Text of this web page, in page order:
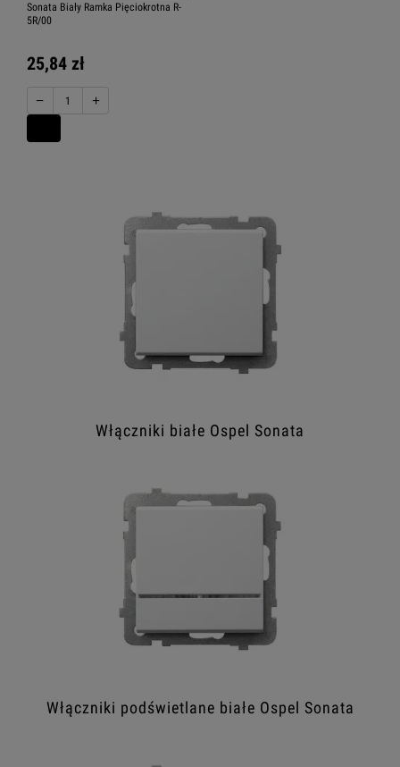
Sonata Biały Ramka Pięciokrotna R-
5R/00
25,84 zł
− +
Włączniki białe Ospel Sonata
Włączniki podświetlane białe Ospel Sonata